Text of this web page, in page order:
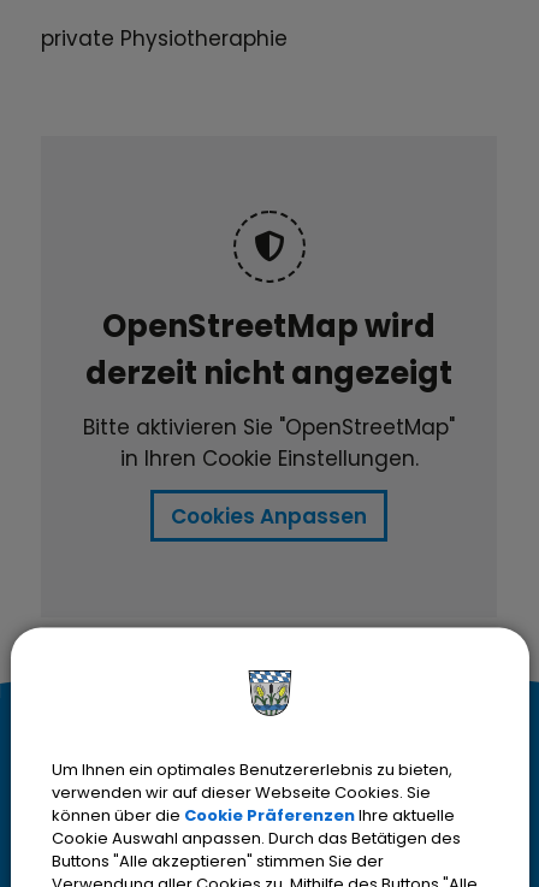
private Physiotheraphie
OpenStreetMap wird
derzeit nicht angezeigt
Bitte aktivieren Sie "OpenStreetMap"
in Ihren Cookie Einstellungen.
Cookies Anpassen
K
o
n
Stadt Olching
Rebhuhnstr. 18
82140 Olching
Um Ihnen ein optimales Benutzererlebnis zu bieten,
verwenden wir auf dieser Webseite Cookies. Sie
können über die Cookie PräferenzenIhre aktuelle
Cookie Auswahl anpassen. Durch das Betätigen des
Buttons "Alle akzeptieren" stimmen Sie der